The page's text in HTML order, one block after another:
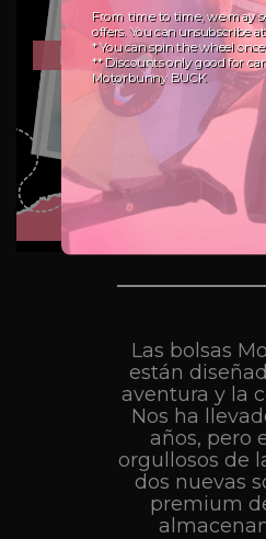
Lleva la
Las bolsas
están
aventura y la
Nos ha
años, pero
orgullosos de
dos nuevas
premium